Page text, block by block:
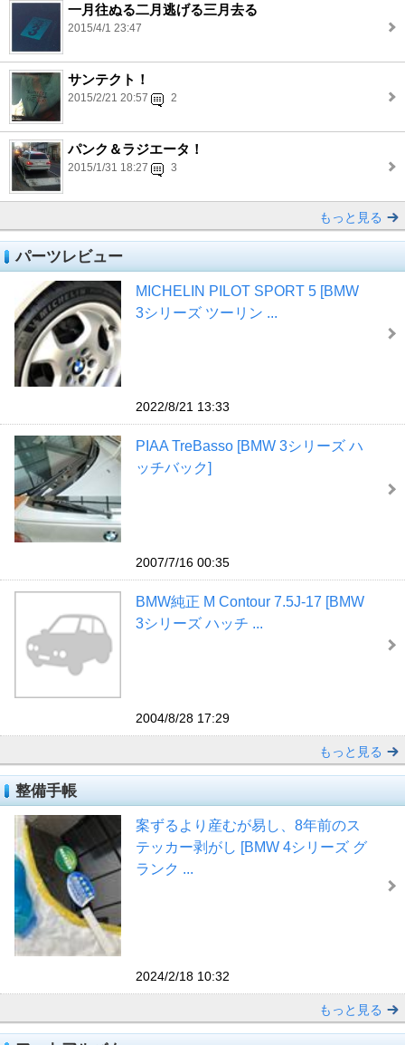
一月往ぬる二月逃げる三月去る
2015/4/1 23:47
サンテクト！
2015/2/21 20:57 2
パンク＆ラジエータ！
2015/1/31 18:27 3
もっと見る
パーツレビュー
MICHELIN PILOT SPORT 5 [BMW
3シリーズ ツーリン ...
2022/8/21 13:33
PIAA TreBasso [BMW 3シリーズ ハ
ッチバック]
2007/7/16 00:35
BMW純正 M Contour 7.5J-17 [BMW
3シリーズ ハッチ ...
2004/8/28 17:29
もっと見る
整備手帳
案ずるより産むが易し、8年前のス
テッカー剥がし [BMW 4シリーズ グ
ランク ...
2024/2/18 10:32
もっと見る